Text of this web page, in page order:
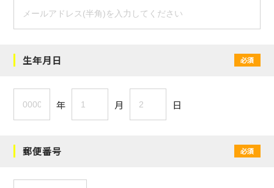
生年月日 必須
年 月 日
郵便番号 必須